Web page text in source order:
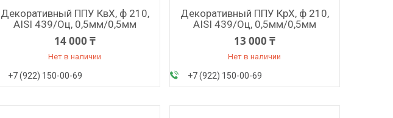
Декоративный ППУ КвХ, ф 210,
AISI 439/Оц, 0,5мм/0,5мм
14 000 ₸
Нет в наличии
+7 (922) 150-00-69
Декоративный ППУ КрХ, ф 210,
AISI 439/Оц, 0,5мм/0,5мм
13 000 ₸
Нет в наличии
+7 (922) 150-00-69